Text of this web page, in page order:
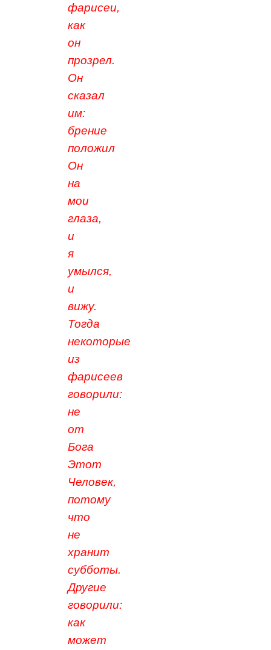
фарисеи,
как
он
прозрел.
Он
сказал
им:
брение
положил
Он
на
мои
глаза,
и
я
умылся,
и
вижу.
Тогда
некоторые
из
фарисеев
говорили:
не
от
Бога
Этот
Человек,
потому
что
не
хранит
субботы.
Другие
говорили:
как
может